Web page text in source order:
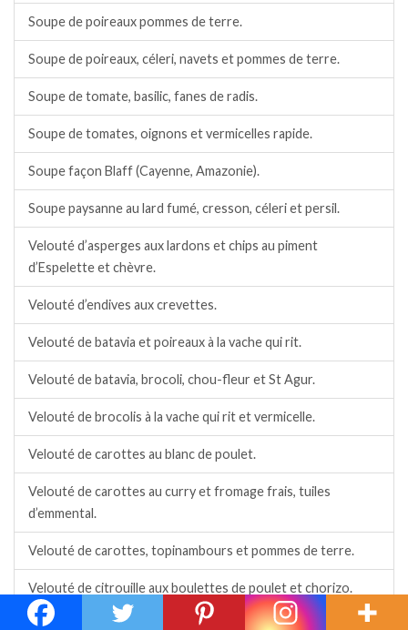
Soupe de poireaux pommes de terre.
Soupe de poireaux, céleri, navets et pommes de terre.
Soupe de tomate, basilic, fanes de radis.
Soupe de tomates, oignons et vermicelles rapide.
Soupe façon Blaff (Cayenne, Amazonie).
Soupe paysanne au lard fumé, cresson, céleri et persil.
Velouté d’asperges aux lardons et chips au piment
d’Espelette et chèvre.
Velouté d’endives aux crevettes.
Velouté de batavia et poireaux à la vache qui rit.
Velouté de batavia, brocoli, chou-fleur et St Agur.
Velouté de brocolis à la vache qui rit et vermicelle.
Velouté de carottes au blanc de poulet.
Velouté de carottes au curry et fromage frais, tuiles
d’emmental.
Velouté de carottes, topinambours et pommes de terre.
Velouté de citrouille aux boulettes de poulet et chorizo.
Velouté de courgettes au St Môret, tartines de cèpes